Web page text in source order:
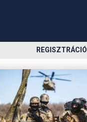
REGISZTRÁCIÓ